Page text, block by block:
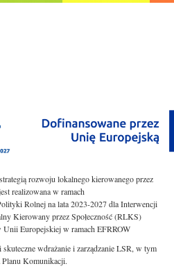
rozwoju lokalnego kierowanego przez
realizowana w ramach
Rolnej na lata 2023-2027 dla Interwencji
Kierowany przez Społeczność (RLKS)
Europejskiej w ramach EFRROW
wdrażanie i zarządzanie LSR, w tym
Planu Komunikacji.